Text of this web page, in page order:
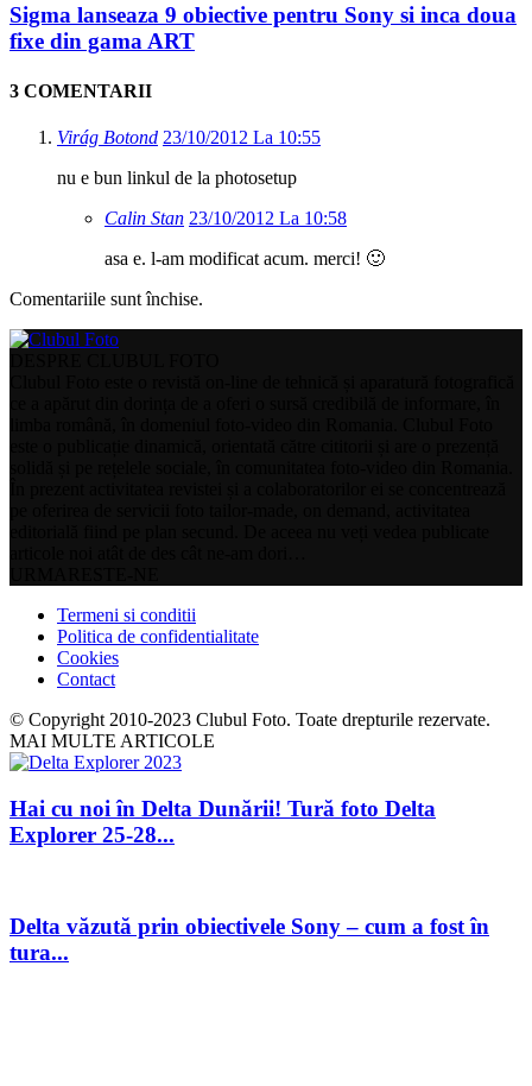
Sigma lanseaza 9 obiective pentru Sony si inca doua
fixe din gama ART
3 COMENTARII
Virág Botond 23/10/2012 La 10:55
nu e bun linkul de la photosetup
Calin Stan 23/10/2012 La 10:58
asa e. l-am modificat acum. merci! 🙂
Comentariile sunt închise.
Termeni si conditii
Politica de confidentialitate
Cookies
Contact
© Copyright 2010-2023 Clubul Foto. Toate drepturile rezervate.
MAI MULTE ARTICOLE
Hai cu noi în Delta Dunării! Tură foto Delta
Explorer 25-28...
Delta văzută prin obiectivele Sony – cum a fost în
tura...